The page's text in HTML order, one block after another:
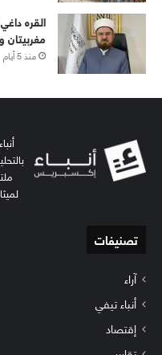
القره
مغربيتان
منذ 5 أيام
تصنيفات
آراء
أنباء تيفي
إقتصاد